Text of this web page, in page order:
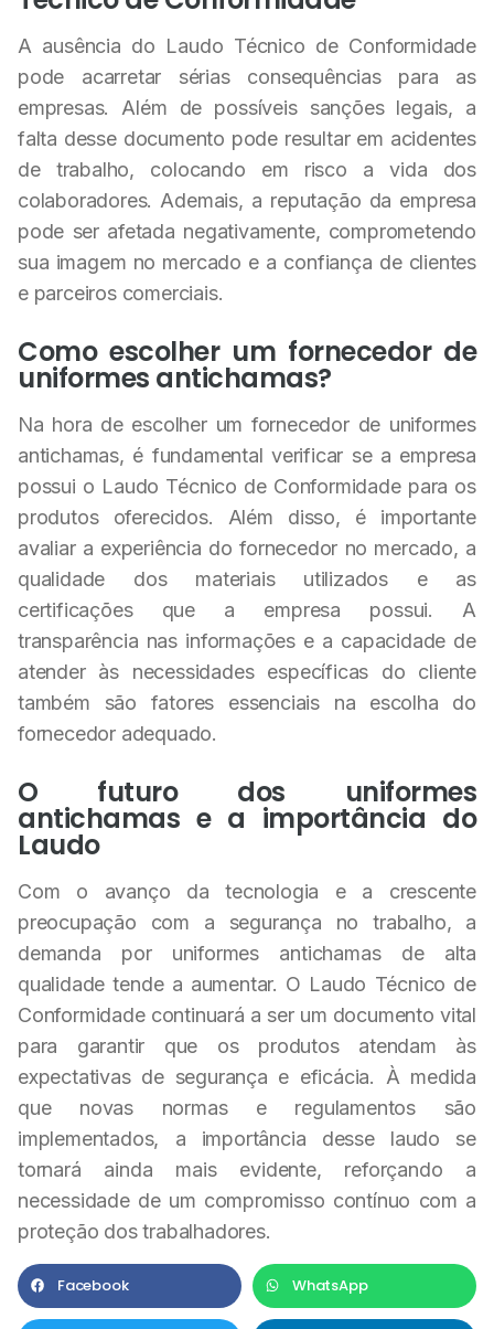
A ausência do Laudo Técnico de Conformidade
pode acarretar sérias consequências para as
empresas. Além de possíveis sanções legais, a
falta desse documento pode resultar em acidentes
de trabalho, colocando em risco a vida dos
colaboradores. Ademais, a reputação da empresa
pode ser afetada negativamente, comprometendo
sua imagem no mercado e a confiança de clientes
e parceiros comerciais.
Como escolher um fornecedor de
uniformes antichamas?
Na hora de escolher um fornecedor de uniformes
antichamas, é fundamental verificar se a empresa
possui o Laudo Técnico de Conformidade para os
produtos oferecidos. Além disso, é importante
avaliar a experiência do fornecedor no mercado, a
qualidade dos materiais utilizados e as
certificações que a empresa possui. A
transparência nas informações e a capacidade de
atender às necessidades específicas do cliente
também são fatores essenciais na escolha do
fornecedor adequado.
O futuro dos uniformes
antichamas e a importância do
Laudo
Com o avanço da tecnologia e a crescente
preocupação com a segurança no trabalho, a
demanda por uniformes antichamas de alta
qualidade tende a aumentar. O Laudo Técnico de
Conformidade continuará a ser um documento vital
para garantir que os produtos atendam às
expectativas de segurança e eficácia. À medida
que novas normas e regulamentos são
implementados, a importância desse laudo se
tornará ainda mais evidente, reforçando a
necessidade de um compromisso contínuo com a
proteção dos trabalhadores.
Facebook WhatsApp